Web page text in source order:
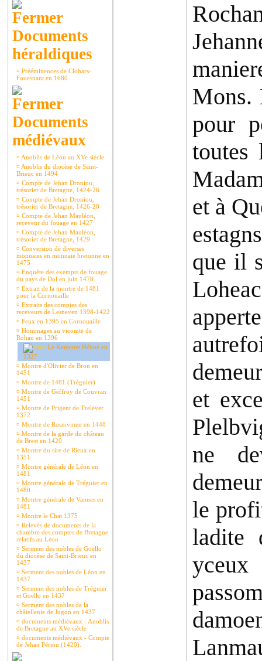
Documents
héraldiques
¤ Prééminences de Clohars-
Fouesnant en 1680
Documents
médiévaux
¤ Anoblis de Léon au XVe siècle
¤ Anoblis du diocèse de Saint-
Brieuc en 1494
¤ Compte de Jehan Droniou,
trésorier de Bretagne, 1424-26
¤ Compte de Jehan Droniou,
trésorier de Bretagne, 1426-28
¤ Compte de Jehan Mauléon,
receveur du fouage en 1427
¤ Compte de Jehan Mauléon,
trésorier de Bretagne, 1429
¤ Conversion de diverses
monnaies en monnaie bretonne en
1475
¤ Enquête des exempts de fouage
du pays de Dol en juin 1478.
¤ Extrait de la montre de 1481
pour la Cornouaille
¤ Extraits des comptes des
receveurs de Lesneven 1398-1422
¤ Feux en 1395 en Cornouaille
¤ Hommages au vicomte de
Rohan en 1396
Le Kemenet Héboé en
1327
¤ Montre d'Olivier de Bron en
1451
¤ Montre de 1481 (Tréguier)
¤ Montre de Geffroy de Couvran
1451
¤ Montre de Prigent de Trelever
1372
¤ Montre de Rosnivinen en 1448
¤ Montre de la garde du château
de Brest en 1420
¤ Montre du sire de Rieux en
1351
¤ Montre générale de Léon en
1481
¤ Montre générale de Tréguier en
1480.
¤ Montre générale de Vannes en
1481
¤ Montre le Chat 1375
¤ Relevés de documents de la
chambre des comptes de Bretagne
relatifs au Léon
¤ Serment des nobles de Goëllo
du diocèse de Saint-Brieuc en
1437
¤ Serment des nobles de Léon en
1437
¤ Serment des nobles de Tréguier
et Goëllo en 1437
¤ Serment des nobles de la
châtellenie de Jugon en 1437
¤ documents médiévaux - Anoblis
de Bretagne au XVe siècle
¤ documents médiévaux - Compte
de Jehan Périou (1420).
Mons.
pour
toutes
et à
que il
et
ne
le
ladite